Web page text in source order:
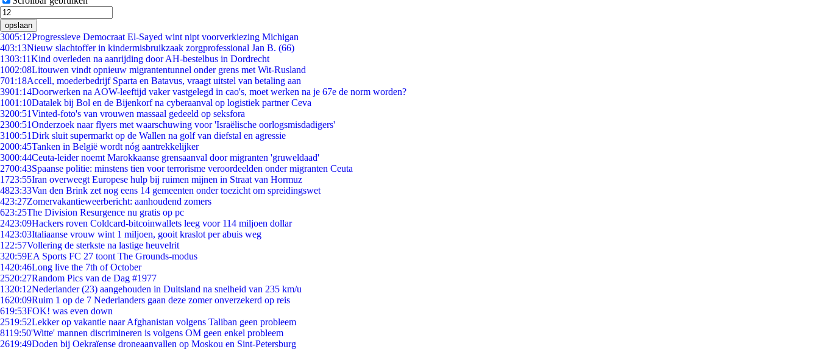
opslaan
3005:12Progressieve Democraat El-Sayed wint nipt voorverkiezing Michigan
403:13Nieuw slachtoffer in kindermisbruikzaak zorgprofessional Jan B. (66)
1303:11Kind overleden na aanrijding door AH-bestelbus in Dordrecht
1002:08Litouwen vindt opnieuw migrantentunnel onder grens met Wit-Rusland
701:18Accell, moederbedrijf Sparta en Batavus, vraagt uitstel van betaling aan
3901:14Doorwerken na AOW-leeftijd vaker vastgelegd in cao's, moet werken na je 67e de norm worden?
1001:10Datalek bij Bol en de Bijenkorf na cyberaanval op logistiek partner Ceva
3200:51Vinted-foto's van vrouwen massaal gedeeld op seksfora
2300:51Onderzoek naar flyers met waarschuwing voor 'Israëlische oorlogsmisdadigers'
3100:51Dirk sluit supermarkt op de Wallen na golf van diefstal en agressie
2000:45Tanken in België wordt nóg aantrekkelijker
3000:44Ceuta-leider noemt Marokkaanse grensaanval door migranten 'gruweldaad'
2700:43Spaanse politie: minstens tien voor terrorisme veroordeelden onder migranten Ceuta
1723:55Iran overweegt Europese hulp bij ruimen mijnen in Straat van Hormuz
4823:33Van den Brink zet nog eens 14 gemeenten onder toezicht om spreidingswet
423:27Zomervakantieweerbericht: aanhoudend zomers
623:25The Division Resurgence nu gratis op pc
2423:09Hackers roven Coldcard-bitcoinwallets leeg voor 114 miljoen dollar
1423:03Italiaanse vrouw wint 1 miljoen, gooit kraslot per abuis weg
1 22:57Vollering de sterkste na lastige heuvelrit
320:59EA Sports FC 27 toont The Grounds-modus
1420:46Long live the 7th of October
2520:27Random Pics van de Dag #1977
1320:12Nederlander (23) aangehouden in Duitsland na snelheid van 235 km/u
1620:09Ruim 1 op de 7 Nederlanders gaan deze zomer onverzekerd op reis
619:53FOK! was even down
2519:52Lekker op vakantie naar Afghanistan volgens Taliban geen probleem
8119:50'Witte' mannen discrimineren is volgens OM geen enkel probleem
2619:49Doden bij Oekraïense droneaanvallen op Moskou en Sint-Petersburg